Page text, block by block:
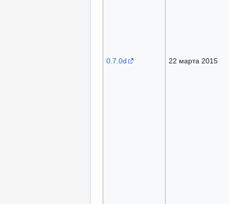
0.7.0d 22 марта 2015